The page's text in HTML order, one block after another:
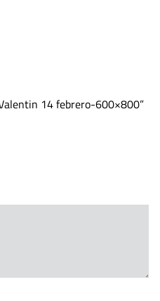
14 febrero-600×800